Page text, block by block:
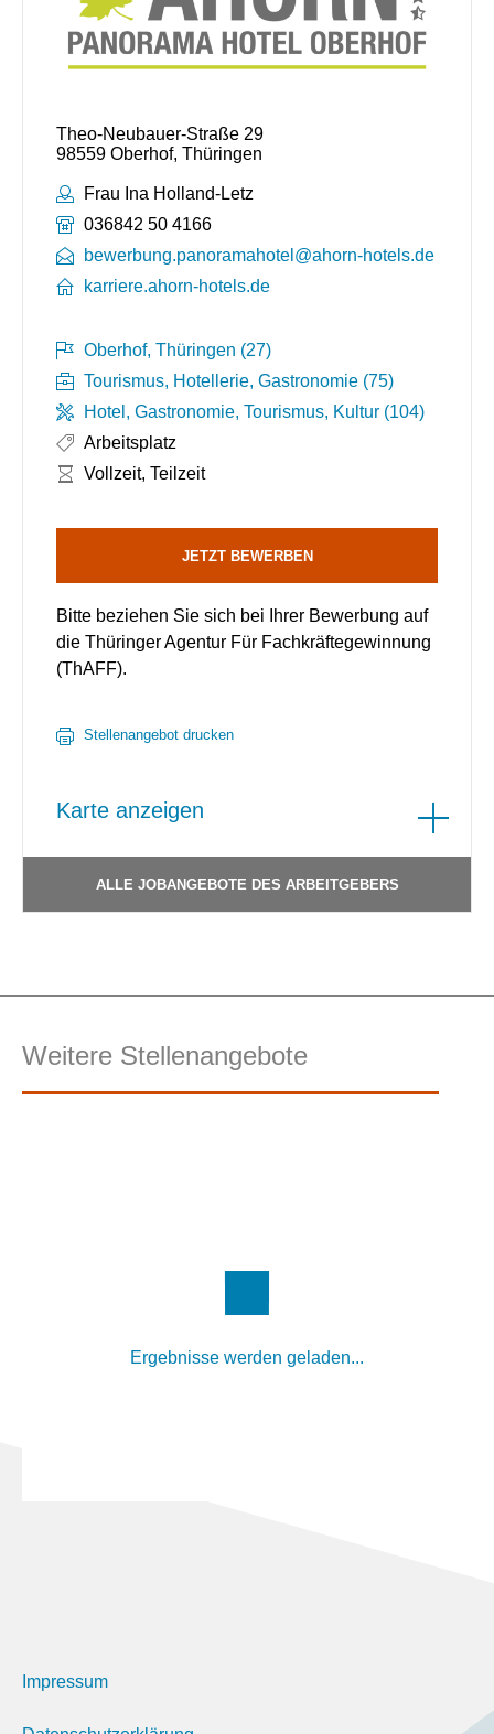
Theo-Neubauer-Straße 29
98559 Oberhof, Thüringen
Ansprechpartner:
Frau Ina Holland-Letz
Telefonnummer:
036842 50 4166
bewerbung.panoramahotel@ahorn-hotels.de
karriere.ahorn-hotels.de
Oberhof, Thüringen (27)
Tourismus, Hotellerie, Gastronomie (75)
Hotel, Gastronomie, Tourismus, Kultur (104)
Arbeitsplatz
Arbeitszeit:
Vollzeit, Teilzeit
JETZT BEWERBEN
Bitte beziehen Sie sich bei Ihrer Bewerbung auf
die Thüringer Agentur Für Fachkräftegewinnung
(ThAFF).
Stellenangebot drucken
Karte anzeigen
ALLE JOBANGEBOTE DES ARBEITGEBERS
Weitere Stellenangebote
Ergebnisse werden geladen...
Impressum